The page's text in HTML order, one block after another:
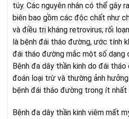
túy. Các nguyên nhân có thể gây
biên bao gồm các độc chất như
và điều trị kháng retrovirus; rối
là bệnh đái tháo đường, ước tính
đái tháo đường mắc một số dạng
Bệnh đa dây thần kinh do đái
đoán loại trừ và thường ảnh
bệnh đái tháo đường trong ít nhất
Bệnh đa dây thần kinh viêm mất